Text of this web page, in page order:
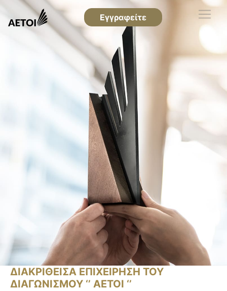
Εγγραφείτε
ΔΙΑΚΡΙΘΕΙΣΑ ΕΠΙΧΕΙΡΗΣΗ ΤΟΥ
ΔΙΑΓΩΝΙΣΜΟΥ ‘’ ΑΕΤΟΙ ‘’